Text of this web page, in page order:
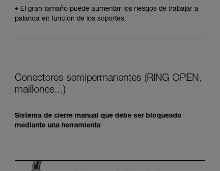
• El gran tamaño puede aumentar los riesgos de trabajar a
palanca en función de los soportes.
Conectores semipermanentes (RING OPEN,
maillones...)
Sistema de cierre manual que debe ser bloqueado
mediante una herramienta